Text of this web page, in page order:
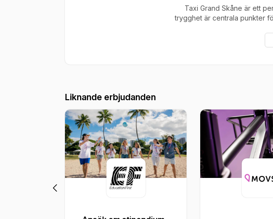
Taxi Grand Skåne är ett
trygghet är centrala punkter
Liknande erbjudanden